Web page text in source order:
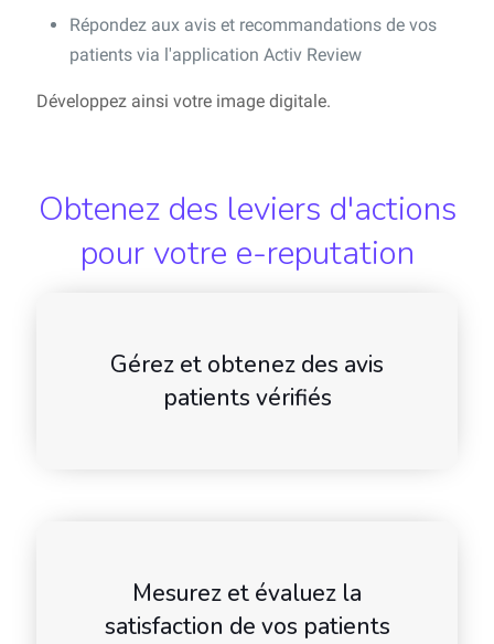
Répondez aux avis et recommandations de vos
patients via l'application Activ Review
Développez ainsi votre image digitale.
Obtenez des leviers d'actions
pour votre e-reputation
Gérez et obtenez des avis
patients vérifiés
Mesurez et évaluez la
satisfaction de vos patients